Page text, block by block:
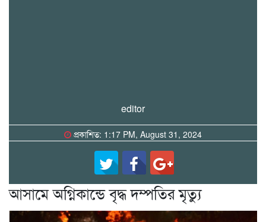
editor
প্রকাশিত: 1:17 PM, August 31, 2024
আসামে অগ্নিকান্ডে বৃদ্ধ দম্পতির মৃত্যু